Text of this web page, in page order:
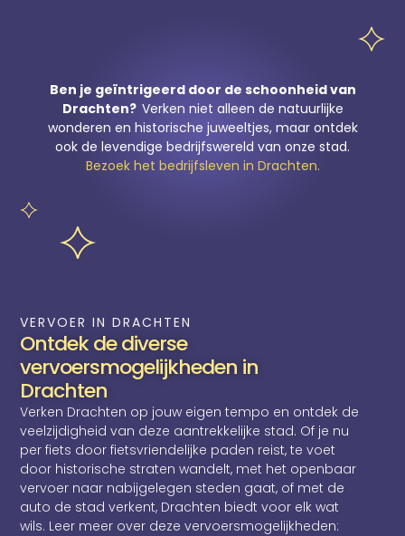
Ben je geïntrigeerd door de schoonheid van
Drachten? Verken niet alleen de natuurlijke
wonderen en historische juweeltjes, maar ontdek
ook de levendige bedrijfswereld van onze stad.
Bezoek het bedrijfsleven in Drachten.
VERVOER IN DRACHTEN
Ontdek de diverse
vervoersmogelijkheden in
Drachten
Verken Drachten op jouw eigen tempo en ontdek de
veelzijdigheid van deze aantrekkelijke stad. Of je nu
per fiets door fietsvriendelijke paden reist, te voet
door historische straten wandelt, met het openbaar
vervoer naar nabijgelegen steden gaat, of met de
auto de stad verkent, Drachten biedt voor elk wat
wils. Leer meer over deze vervoersmogelijkheden: